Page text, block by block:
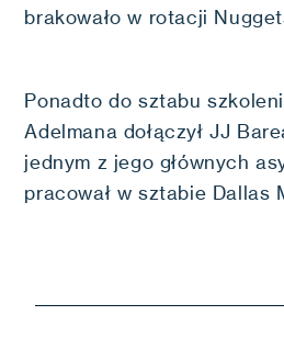
brakowało w rotacji
Ponadto do sztabu
Adelmana dołączył JJ
jednym z jego głównych
pracował w sztabie Dallas